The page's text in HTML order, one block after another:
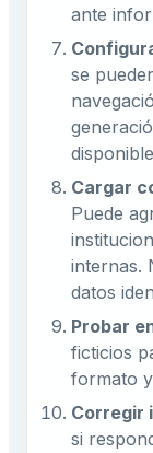
ante
se
Cargar
Puede
internas.
datos
Probar
ficticios
formato
Corregir
si